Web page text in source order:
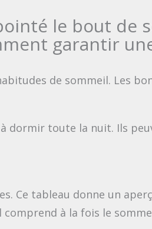
le bout de
garantir
de sommeil. Les
toute la nuit. Ils
Ce tableau donne un
à la fois le